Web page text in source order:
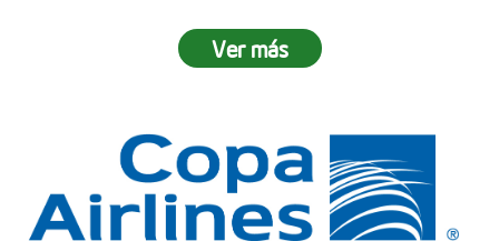
Jornada de reforestación
15 personas
Ver más